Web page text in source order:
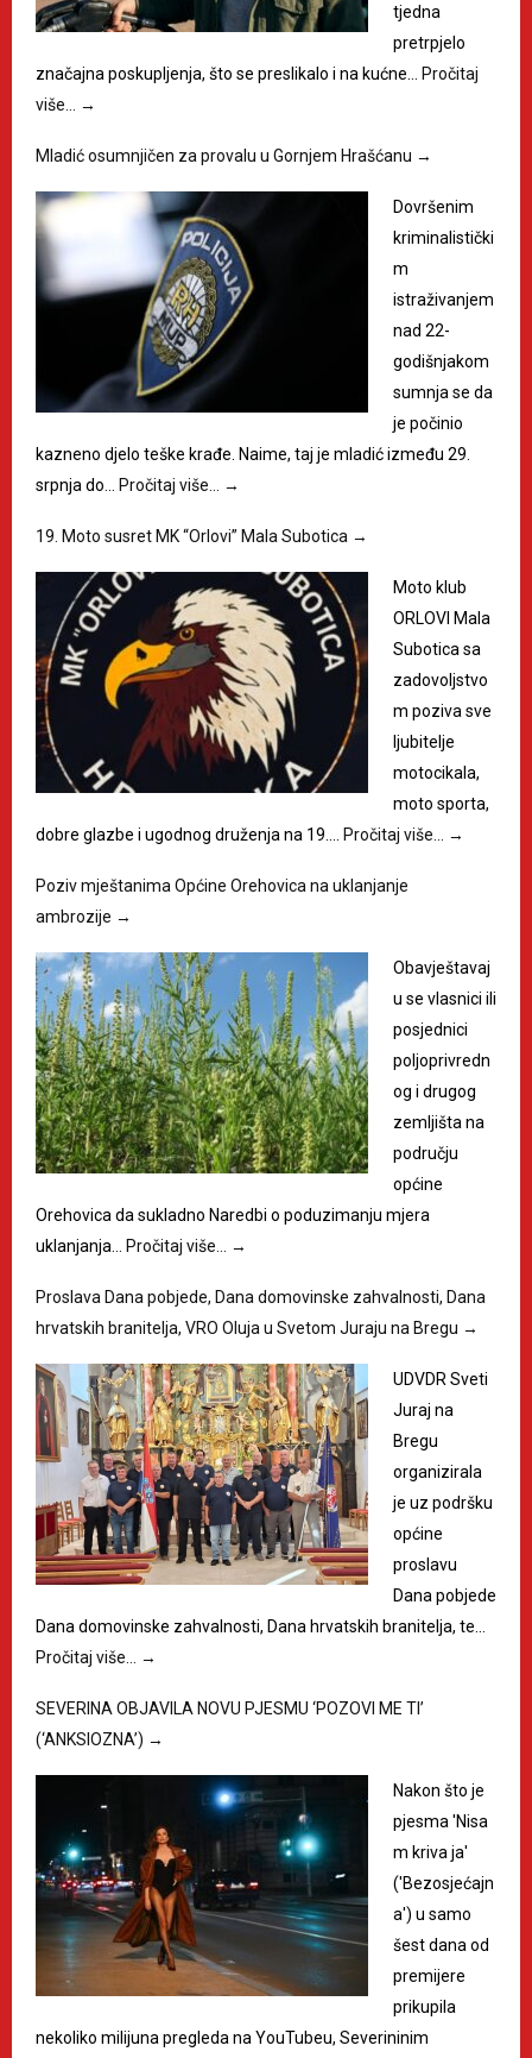
tjedna
pretrpjelo
značajna poskupljenja, što se preslikalo i na kućne…
Pročitaj
više…
→
Mladić osumnjičen za provalu u Gornjem Hrašćanu →
Dovršenim
kriminalistički
m
istraživanjem
nad 22-
godišnjakom
sumnja se da
je počinio
kazneno djelo teške krađe. Naime, taj je mladić između 29.
srpnja do…
Pročitaj više… →
19. Moto susret MK “Orlovi” Mala Subotica →
Moto klub
ORLOVI Mala
Subotica sa
zadovoljstvo
m poziva sve
ljubitelje
motocikala,
moto sporta,
dobre glazbe i ugodnog druženja na 19.…
Pročitaj više… →
Poziv mještanima Općine Orehovica na uklanjanje
ambrozije →
Obavještavaj
u se vlasnici ili
posjednici
poljoprivredn
og i drugog
zemljišta na
području
općine
Orehovica da sukladno Naredbi o poduzimanju mjera
uklanjanja…
Pročitaj više… →
Proslava Dana pobjede, Dana domovinske zahvalnosti, Dana
hrvatskih branitelja, VRO Oluja u Svetom Juraju na Bregu →
UDVDR Sveti
Juraj na
Bregu
organizirala
je uz podršku
općine
proslavu
Dana pobjede
Dana domovinske zahvalnosti, Dana hrvatskih branitelja, te…
Pročitaj više…
→
SEVERINA OBJAVILA NOVU PJESMU ‘POZOVI ME TI’
(‘ANKSIOZNA’) →
Nakon što je
pjesma 'Nisa
m kriva ja'
('Bezosjećajn
a') u samo
šest dana od
premijere
prikupila
nekoliko milijuna pregleda na YouTubeu, Severininim